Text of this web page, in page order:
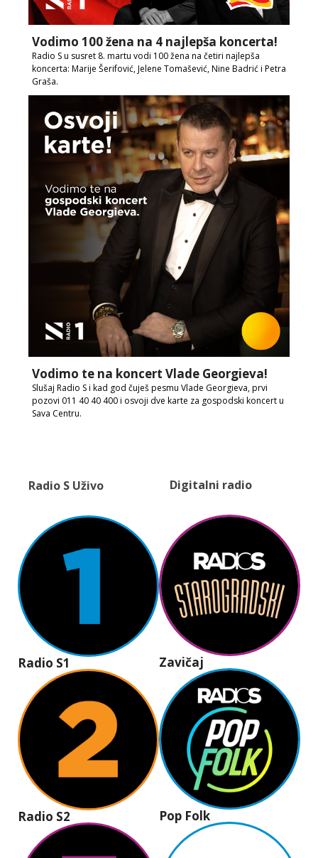
Vodimo 100 žena na 4 najlepša koncerta!
Radio S u susret 8. martu vodi 100 žena na četiri najlepša
koncerta: Marije Šerifović, Jelene Tomašević, Nine Badrić i Petra
Graša.
Vodimo te na koncert Vlade Georgieva!
Slušaj Radio S i kad god čuješ pesmu Vlade Georgieva, prvi
pozovi 011 40 40 400 i osvoji dve karte za gospodski koncert u
Sava Centru.
Radio S Uživo
Radio S1
Radio S2
Digitalni radio
Zavičaj
Pop Folk